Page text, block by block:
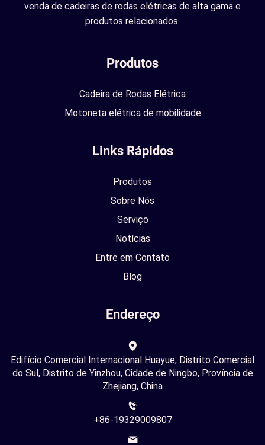
venda de cadeiras de rodas elétricas de alta gama e
produtos relacionados.
Produtos
Cadeira de Rodas Elétrica
Motoneta elétrica de mobilidade
Links Rápidos
Produtos
Sobre Nós
Serviço
Notícias
Entre em Contato
Blog
Endereço
Edifício Comercial Internacional Huayue, Distrito Comercial
do Sul, Distrito de Yinzhou, Cidade de Ningbo, Província de
Zhejiang, China
+86-19329009807